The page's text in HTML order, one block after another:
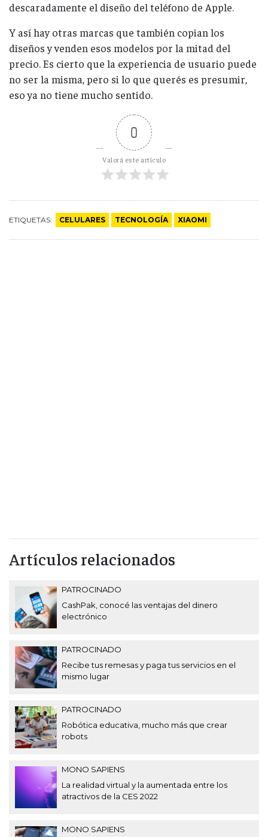
descaradamente el diseño del teléfono de Apple.
Y así hay otras marcas que también copian los
diseños y venden esos modelos por la mitad del
precio. Es cierto que la experiencia de usuario puede
no ser la misma, pero si lo que querés es presumir,
eso ya no tiene mucho sentido.
0
Valorá este artículo
ETIQUETAS: CELULARES TECNOLOGÍA XIAOMI
Artículos relacionados
PATROCINADO
CashPak, conocé las ventajas del dinero
electrónico
PATROCINADO
Recibe tus remesas y paga tus servicios en el
mismo lugar
PATROCINADO
Robótica educativa, mucho más que crear
robots
MONO SAPIENS
La realidad virtual y la aumentada entre los
atractivos de la CES 2022
MONO SAPIENS